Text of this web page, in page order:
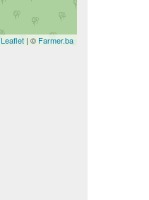
Leaflet | © Farmer.ba